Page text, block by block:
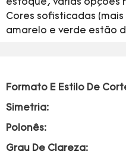
estoque, várias opções
Cores sofisticadas
amarelo e verde estão
Formato E Estilo De
Simetria:
Polonês:
Grau De Clareza: